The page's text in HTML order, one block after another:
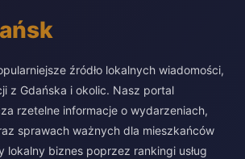
źródło lokalnych wiadomości,
z Gdańska i okolic. Nasz portal
rzetelne informacje o wydarzeniach,
sprawach ważnych dla mieszkańców
lokalny biznes poprzez rankingi usług